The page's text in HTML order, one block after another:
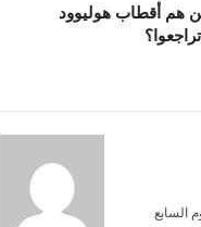
2026: من هم أقطاب هوليوود
تخصص إعلام. بدأت مسيرتي في 2014 مع اليوم السابع